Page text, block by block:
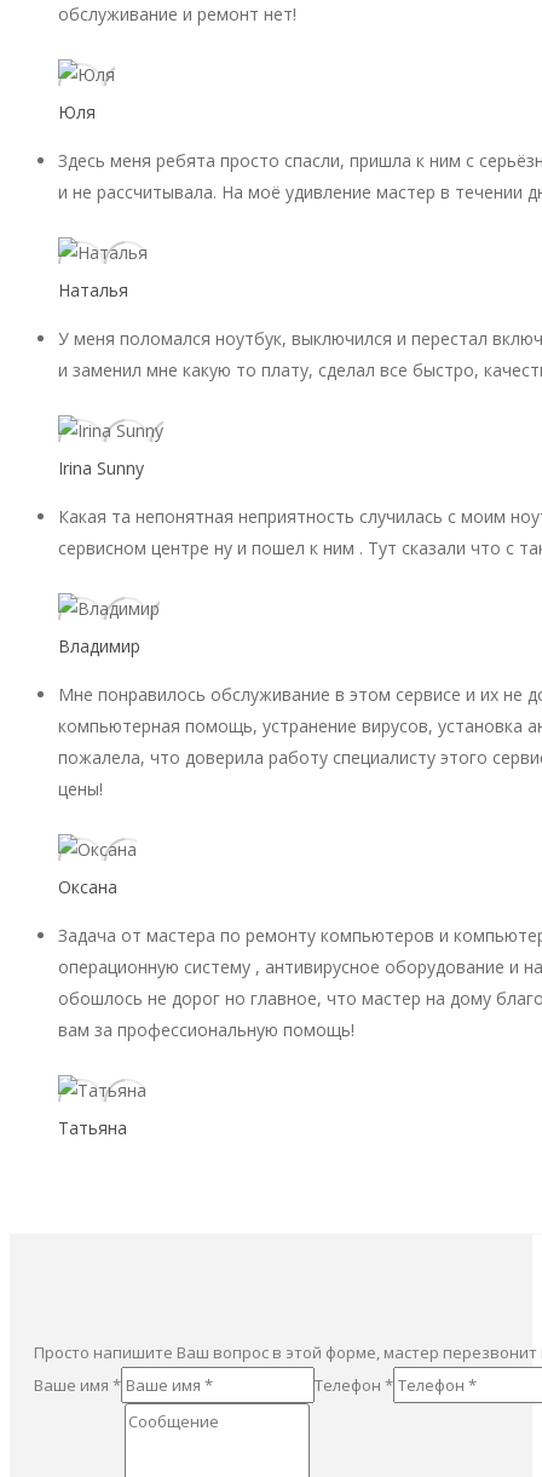
обслуживание и ремонт нет!
Юля
Здесь меня ребята просто спасли, пришла к ним с
и не рассчитывала. На моё удивление мастер в течении
Наталья
У меня поломался ноутбук, выключился и перестал
и заменил мне какую то плату, сделал все быстро,
Irina Sunny
Какая та непонятная неприятность случилась с моим
сервисном центре ну и пошел к ним . Тут сказали что с
Владимир
Мне понравилось обслуживание в этом сервисе и их не
компьютерная помощь, устранение вирусов, установка
пожалела, что доверила работу специалисту этого
цены!
Оксана
Задача от мастера по ремонту компьютеров и
операционную систему , антивирусное оборудование и
обошлось не дорог но главное, что мастер на дому
вам за профессиональную помощь!
Татьяна
Просто напишите Ваш вопрос в этой форме, мастер
Ваше имя *
Телефон *